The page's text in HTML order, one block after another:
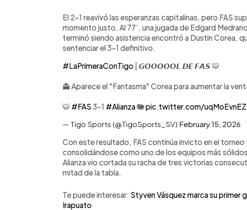
El 2-1 reavivó las esperanzas capitalinas, pero FAS
momento justo. Al 77’, una jugada de Edgard
terminó siendo asistencia encontró a Dustin Corea,
sentenciar el 3-1 definitivo.
#LaPrimeraConTigo | 𝙂𝙊𝙊𝙊𝙊𝙊𝙇 𝘿𝙀 𝙁𝘼𝙎 🐯
👻 Aparece el "Fantasma" Corea para aumentar la
🐯 #FAS 3-1 #Alianza🐘pic.twitter.com/
— Tigo Sports (@TigoSports_SV) February 15, 2026
Con este resultado, FAS continúa invicto en el
consolidándose como uno de los equipos más
Alianza vio cortada su racha de tres victorias
mitad de la tabla.
Te puede interesar: Styven Vásquez marca su primer
Irapuato